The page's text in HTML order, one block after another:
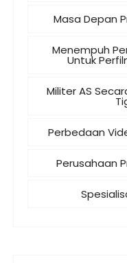
Masa Depan
Menempuh
Untuk
Militer AS
Perbedaan
Perusahaan